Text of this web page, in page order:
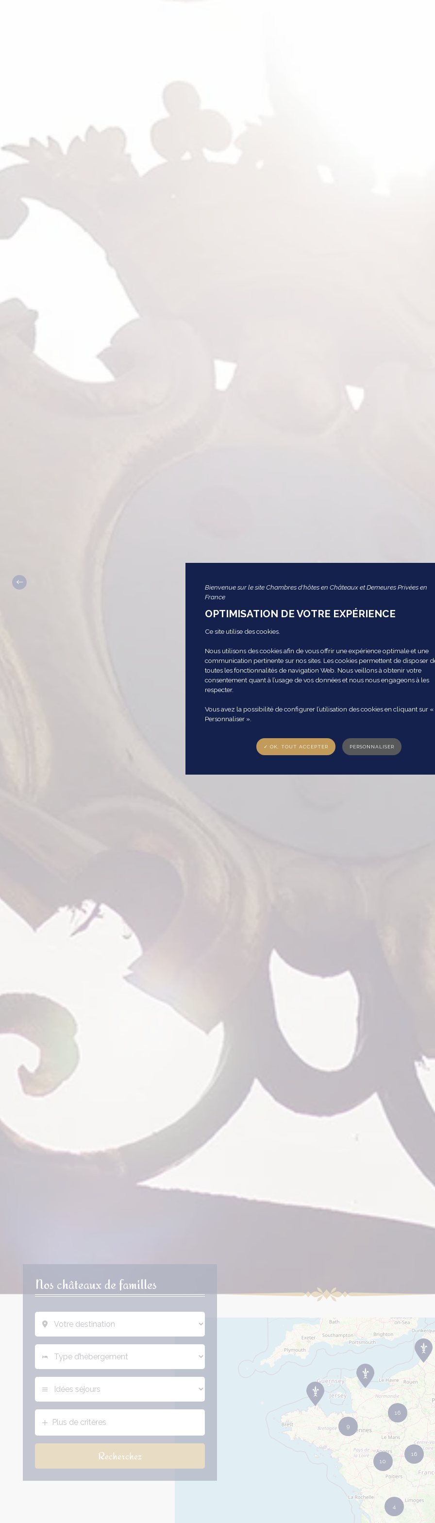
Nos châteaux de familles
Plus de critères
Recherchez
9
4
16
10
16
Bienvenue sur le site Chambres d'hôtes en Châteaux et Demeures Privées en
France
OPTIMISATION DE VOTRE EXPÉRIENCE
Ce site utilise des cookies.
Nous utilisons des cookies afin de vous offrir une expérience optimale et une
communication pertinente sur nos sites. Les cookies permettent de disposer
toutes les fonctionnalités de navigation Web. Nous veillons à obtenir votre
consentement quant à l’usage de vos données et nous nous engageons à les
respecter.
Vous avez la possibilité de configurer l’utilisation des cookies en cliquant sur «
Personnaliser ».
✓ OK, TOUT ACCEPTER PERSONNALISER